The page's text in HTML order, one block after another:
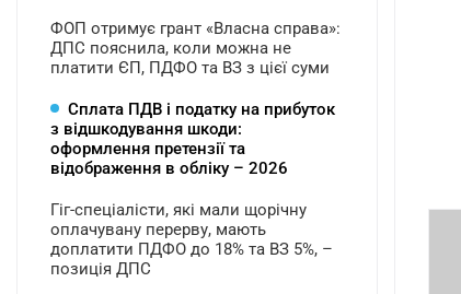
ФОП отримує грант «Власна справа»:
ДПС пояснила, коли можна не
платити ЄП, ПДФО та ВЗ з цієї суми
Сплата ПДВ і податку на прибуток
з відшкодування шкоди:
оформлення претензії та
відображення в обліку – 2026
Гіг-спеціалісти, які мали щорічну
оплачувану перерву, мають
доплатити ПДФО до 18% та ВЗ 5%, –
позиція ДПС